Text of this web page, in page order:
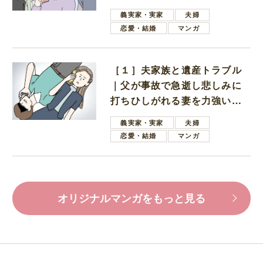
母義実家・実家
夫婦
恋愛・結婚
マンガ
［１］夫家族と遺産トラブル
｜父が事故で急逝し悲しみに
打ちひしがれる妻を力強い言
葉で励ます夫
義実家・実家
夫婦
恋愛・結婚
マンガ
オリジナルマンガをもっと見る